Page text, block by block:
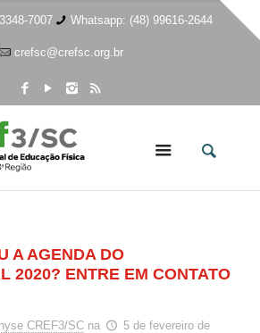
7007 Whatsapp: (48) 99616-2644
crefsc@crefsc.org.br
A AGENDA DO
2020? ENTRE EM CONTATO
CREF3/SC na
5 de fevereiro de